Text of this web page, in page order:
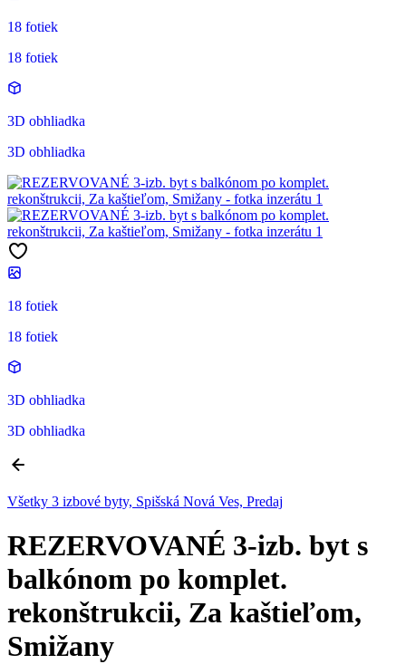
18 fotiek
18 fotiek
3D obhliadka
3D obhliadka
18 fotiek
18 fotiek
3D obhliadka
3D obhliadka
Všetky 3 izbové byty, Spišská Nová Ves, Predaj
REZERVOVANÉ 3-izb. byt s
balkónom po komplet.
rekonštrukcii, Za kaštieľom,
Smižany